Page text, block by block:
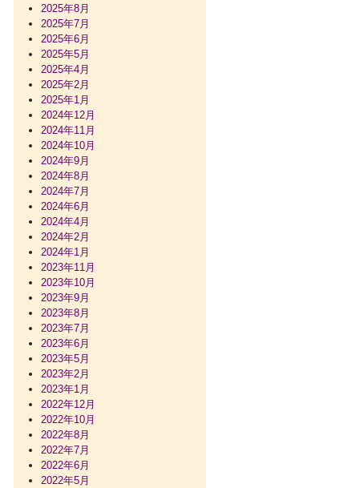
2025年8月
2025年7月
2025年6月
2025年5月
2025年4月
2025年2月
2025年1月
2024年12月
2024年11月
2024年10月
2024年9月
2024年8月
2024年7月
2024年6月
2024年4月
2024年2月
2024年1月
2023年11月
2023年10月
2023年9月
2023年8月
2023年7月
2023年6月
2023年5月
2023年2月
2023年1月
2022年12月
2022年10月
2022年8月
2022年7月
2022年6月
2022年5月